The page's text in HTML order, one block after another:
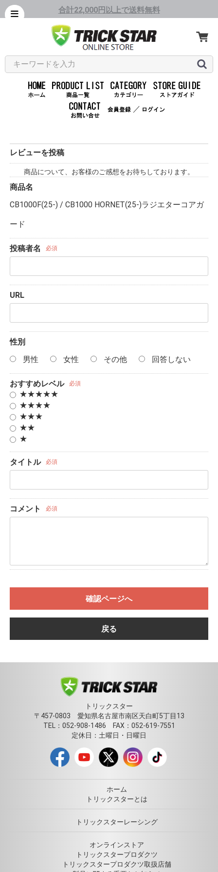
合計22,000円以上で送料無料
／
レビューを投稿
商品について、お客様のご感想をお待ちしております。
商品名
CB1000F(25-) / CB1000 HORNET(25-)ラジエターコアガ
ード
投稿者名 必須
URL
性別
男性
女性 その他 回答しない
おすすめレベル 必須
★★★★★
★★★★
★★★
★★
★
タイトル 必須
コメント 必須
確認ページへ
戻る
トリックスター
〒457-0803 愛知県名古屋市南区天白町5丁目13
TEL：052-908-1486 FAX：052-619-7551
定休日：土曜日・日曜日
ホーム
トリックスターとは
トリックスターレーシング
オンラインストア
トリックスタープロダクツ
トリックスタープロダクツ取扱店舗